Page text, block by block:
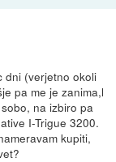
dni (verjetno okoli
pa me je zanima,l
na izbiro pa
I-Trigue 3200.
kupiti,